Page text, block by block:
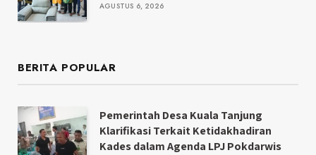
AGUSTUS 6, 2026
BERITA POPULAR
Pemerintah Desa Kuala Tanjung
Klarifikasi Terkait Ketidakhadiran
Kades dalam Agenda LPJ Pokdarwis